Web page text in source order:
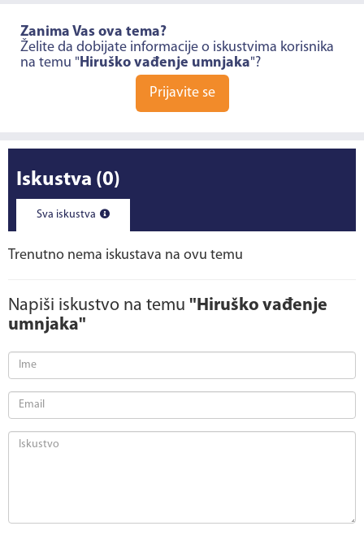
Zanima Vas ova tema?
Želite da dobijate informacije o iskustvima korisnika
na temu "Hiruško vađenje umnjaka"?
Prijavite se
Iskustva (0)
Sva iskustva
Trenutno nema iskustava na ovu temu
Napiši iskustvo na temu "Hiruško vađenje
umnjaka"